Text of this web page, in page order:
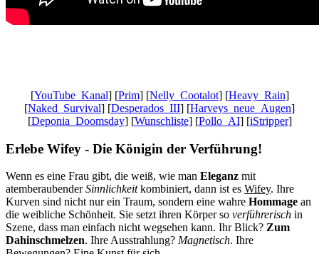
[YouTube_Kanal] [Prim] [Nelly_Cootalot] [Heavy_Rain]
[Naked_Survival] [Desperados_III] [Harveys_neue_Augen]
[Deponia_Doomsday] [Wunschliste] [Pollo_AI] [iStripper]
Erlebe Wifey - Die Königin der Verführung!
Wenn es eine Frau gibt, die weiß, wie man Eleganz mit
atemberaubenderSinnlichkeitkombiniert, dann ist es Wifey. Ihre
Kurven sind nicht nur ein Traum, sondern eine wahre Hommage an
die weibliche Schönheit. Sie setzt ihren Körper so verführerisch in
Szene, dass man einfach nicht wegsehen kann. Ihr Blick? Zum
Dahinschmelzen. Ihre Ausstrahlung? Magnetisch. Ihre